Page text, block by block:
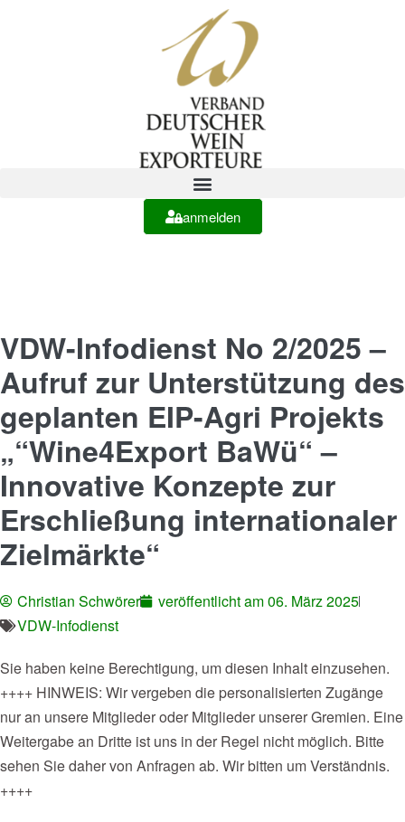
anmelden
VDW-Infodienst No 2/2025 –
Aufruf zur Unterstützung des
geplanten EIP-Agri Projekts
„“Wine4Export BaWü“ –
Innovative Konzepte zur
Erschließung internationaler
Zielmärkte“
Christian Schwörer veröffentlicht am06. März 2025
VDW-Infodienst
Sie haben keine Berechtigung, um diesen Inhalt einzusehen.
++++ HINWEIS: Wir vergeben die personalisierten Zugänge
nur an unsere Mitglieder oder Mitglieder unserer Gremien. Eine
Weitergabe an Dritte ist uns in der Regel nicht möglich. Bitte
sehen Sie daher von Anfragen ab. Wir bitten um Verständnis.
++++